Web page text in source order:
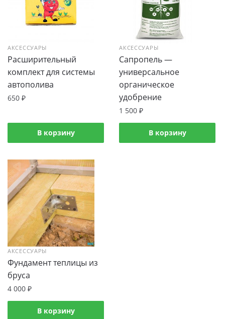
АКСЕССУАРЫ
Расширительный
комплект для системы
автополива
650 ₽
В корзину
АКСЕССУАРЫ
Сапропель —
универсальное
органическое
удобрение
1 500₽
В корзину
АКСЕССУАРЫ
Фундамент теплицы из
бруса
4 000 ₽
В корзину